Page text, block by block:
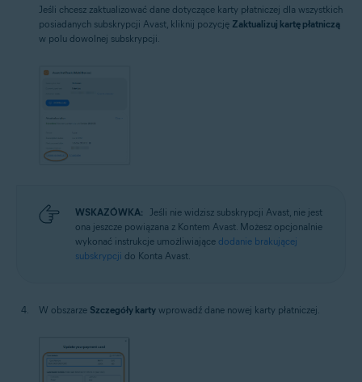
Jeśli chcesz zaktualizować dane dotyczące karty płatniczej dla wszystkich
posiadanych subskrypcji Avast, kliknij pozycję Zaktualizuj kartę płatniczą
w polu dowolnej subskrypcji.
WSKAZÓWKA:
Jeśli nie widzisz subskrypcji Avast, nie jest
ona jeszcze powiązana z Kontem Avast. Możesz opcjonalnie
wykonać instrukcje umożliwiające dodanie brakującej
subskrypcji do Konta Avast.
W obszarze Szczegóły karty wprowadź dane nowej karty płatniczej.